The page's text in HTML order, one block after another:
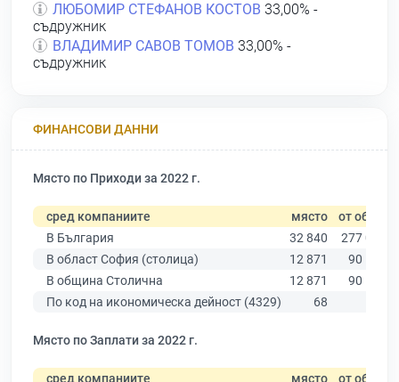
ЛЮБОМИР СТЕФАНОВ КОСТОВ 33,00% -
съдружник
ВЛАДИМИР САВОВ ТОМОВ 33,00% -
съдружник
ФИНАНСОВИ ДАННИ
Място по Приходи за 2022 г.
сред компаниите място от общо
В България
32 840
277 019
В област София (столица)
12 871
90 178
В община Столична
12 871
90 178
По код на икономическа дейност (4329)
68
Място по Заплати за 2022 г.
сред компаниите място от общо